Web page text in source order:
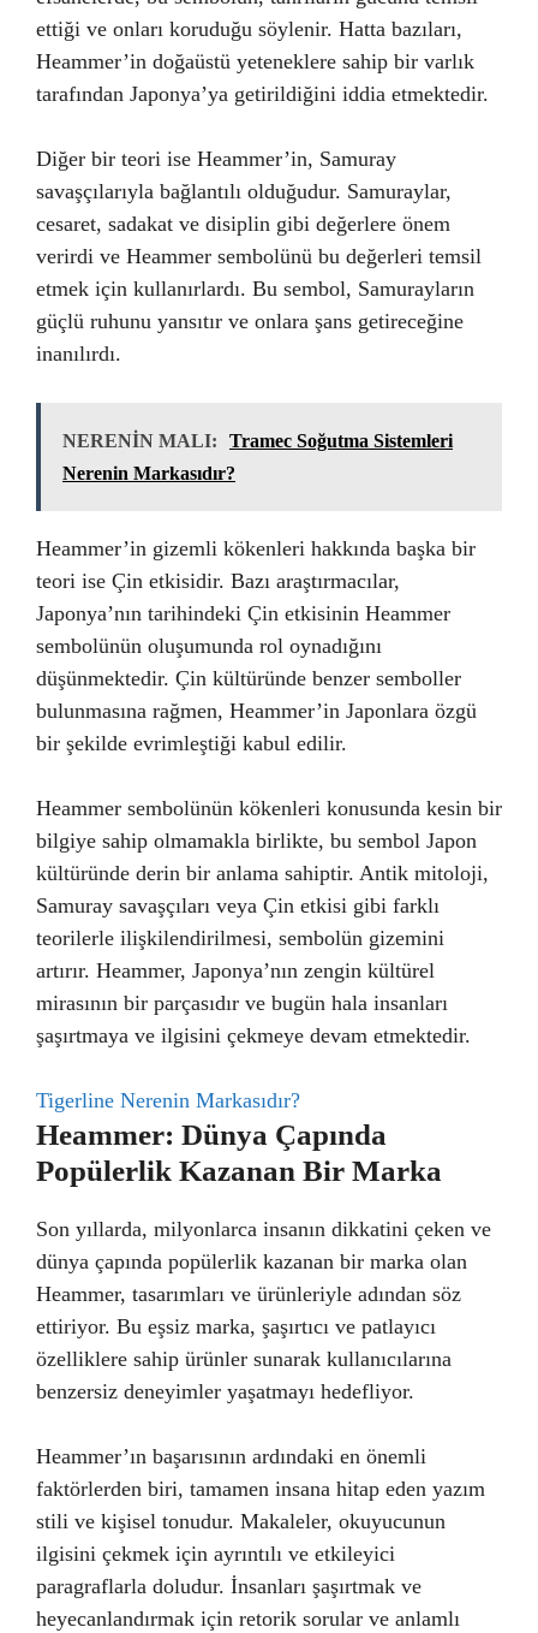
ettiği ve onları koruduğu söylenir. Hatta bazıları,
Heammer’in doğaüstü yeteneklere sahip bir varlık
tarafından Japonya’ya getirildiğini iddia etmektedir.
Diğer bir teori ise Heammer’in, Samuray
savaşçılarıyla bağlantılı olduğudur. Samuraylar,
cesaret, sadakat ve disiplin gibi değerlere önem
verirdi ve Heammer sembolünü bu değerleri temsil
etmek için kullanırlardı. Bu sembol, Samurayların
güçlü ruhunu yansıtır ve onlara şans getireceğine
inanılırdı.
NERENİN MALI:
Tramec Soğutma Sistemleri
Nerenin Markasıdır?
Heammer’in gizemli kökenleri hakkında başka bir
teori ise Çin etkisidir. Bazı araştırmacılar,
Japonya’nın tarihindeki Çin etkisinin Heammer
sembolünün oluşumunda rol oynadığını
düşünmektedir. Çin kültüründe benzer semboller
bulunmasına rağmen, Heammer’in Japonlara özgü
bir şekilde evrimleştiği kabul edilir.
Heammer sembolünün kökenleri konusunda kesin bir
bilgiye sahip olmamakla birlikte, bu sembol Japon
kültüründe derin bir anlama sahiptir. Antik mitoloji,
Samuray savaşçıları veya Çin etkisi gibi farklı
teorilerle ilişkilendirilmesi, sembolün gizemini
artırır. Heammer, Japonya’nın zengin kültürel
mirasının bir parçasıdır ve bugün hala insanları
şaşırtmaya ve ilgisini çekmeye devam etmektedir.
Tigerline Nerenin Markasıdır?
Heammer: Dünya Çapında
Popülerlik Kazanan Bir Marka
Son yıllarda, milyonlarca insanın dikkatini çeken ve
dünya çapında popülerlik kazanan bir marka olan
Heammer, tasarımları ve ürünleriyle adından söz
ettiriyor. Bu eşsiz marka, şaşırtıcı ve patlayıcı
özelliklere sahip ürünler sunarak kullanıcılarına
benzersiz deneyimler yaşatmayı hedefliyor.
Heammer’ın başarısının ardındaki en önemli
faktörlerden biri, tamamen insana hitap eden yazım
stili ve kişisel tonudur. Makaleler, okuyucunun
ilgisini çekmek için ayrıntılı ve etkileyici
paragraflarla doludur. İnsanları şaşırtmak ve
heyecanlandırmak için retorik sorular ve anlamlı